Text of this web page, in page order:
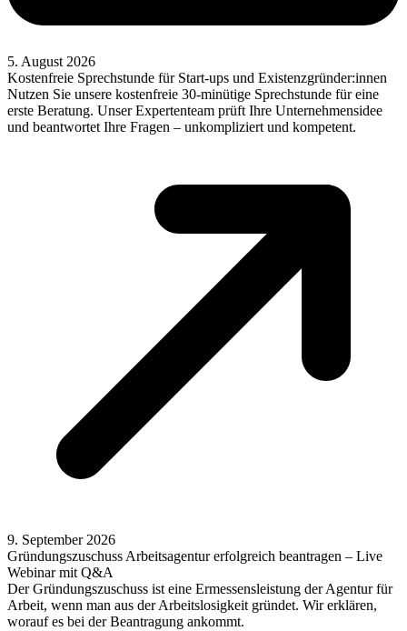
5. August 2026
Kostenfreie Sprechstunde für Start-ups und Existenzgründer:innen
Nutzen Sie unsere kostenfreie 30-minütige Sprechstunde für eine
erste Beratung. Unser Expertenteam prüft Ihre Unternehmensidee
und beantwortet Ihre Fragen – unkompliziert und kompetent.
9. September 2026
Gründungszuschuss Arbeitsagentur erfolgreich beantragen – Live
Webinar mit Q&A
Der Gründungszuschuss ist eine Ermessensleistung der Agentur für
Arbeit, wenn man aus der Arbeitslosigkeit gründet. Wir erklären,
worauf es bei der Beantragung ankommt.